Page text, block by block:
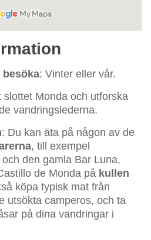
besöka: Vinter eller vår.
slottet Monda och utforska
vandringslederna.
: Du kan äta på någon av de
, till exempel
den gamla Bar Luna,
de Monda på kullen
köpa typisk mat från
utsökta camperos, och ta
på dina vandringar i